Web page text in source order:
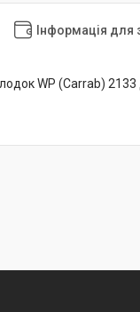
Інформація для
WP (Carrab)